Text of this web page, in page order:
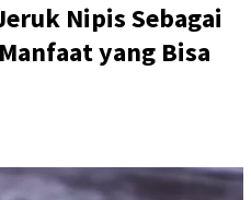
Nipis Sebagai
yang Bisa